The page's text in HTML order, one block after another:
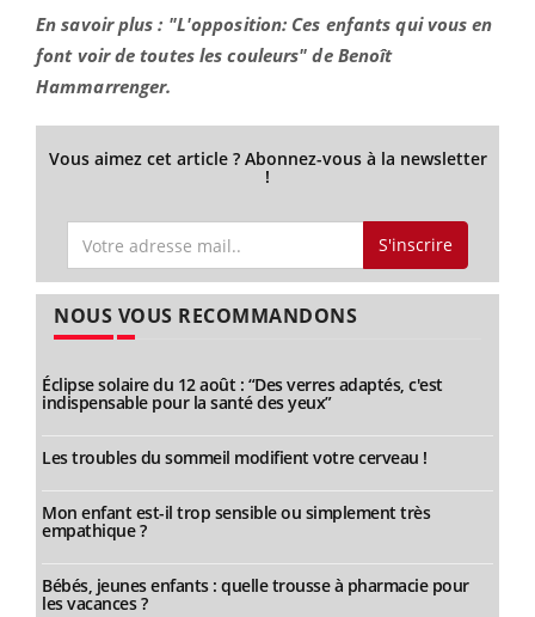
En savoir plus : "L'opposition: Ces enfants qui vous en
font voir de toutes les couleurs" de Benoît
Hammarrenger.
Vous aimez cet article ? Abonnez-vous à la newsletter
!
S'inscrire
NOUS VOUS RECOMMANDONS
Éclipse solaire du 12 août : “Des verres adaptés, c'est
indispensable pour la santé des yeux”
Les troubles du sommeil modifient votre cerveau !
Mon enfant est-il trop sensible ou simplement très
empathique ?
Bébés, jeunes enfants : quelle trousse à pharmacie pour
les vacances ?